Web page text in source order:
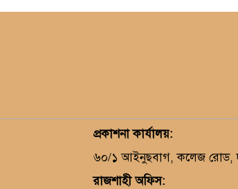
প্রকাশনা কার্যালয়:
৬০/১ আইনুছবাগ, কলেজ রোড,
রাজশাহী অফিস: